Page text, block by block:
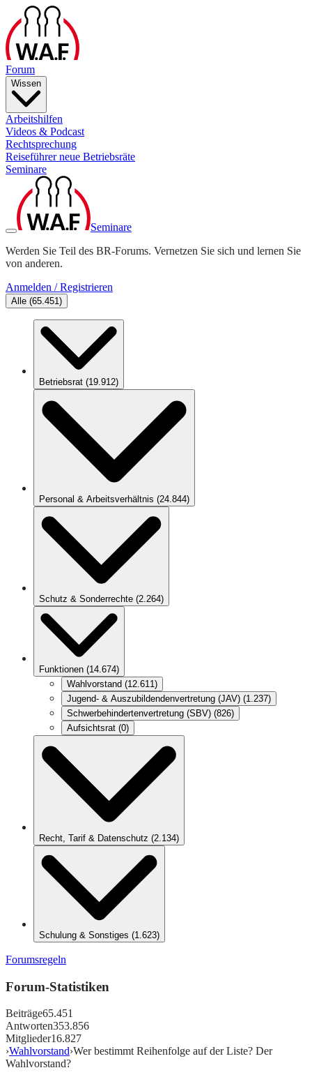
Forum
Wissen
Arbeitshilfen
Videos & Podcast
Rechtsprechung
Reiseführer neue Betriebsräte
Seminare
Seminare
Werden Sie Teil des BR-Forums. Vernetzen Sie sich und lernen Sie
von anderen.
Anmelden / Registrieren
Alle (65.451)
Betriebsrat (19.912)
Personal & Arbeitsverhältnis (24.844)
Schutz & Sonderrechte (2.264)
Funktionen (14.674)
Wahlvorstand (12.611)
Jugend- & Auszubildendenvertretung (JAV) (1.237)
Schwerbehindertenvertretung (SBV) (826)
Aufsichtsrat (0)
Recht, Tarif & Datenschutz (2.134)
Schulung & Sonstiges (1.623)
Forumsregeln
Forum-Statistiken
Beiträge65.451
Antworten353.856
Mitglieder16.827
›Wahlvorstand›Wer bestimmt Reihenfolge auf der Liste? Der
Wahlvorstand?